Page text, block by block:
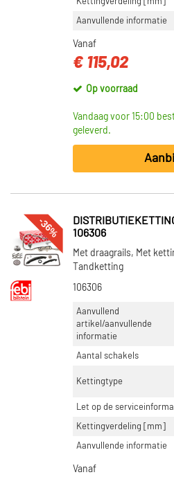
Aanvullende informatie
Vanaf
€ 115,02
Op voorraad
Vandaag voor 15:00
geleverd.
-36%
106306
Met draagrails, Met
Tandketting
106306
Aanvullend
artikel/aanvullende
informatie
Aantal schakels
Kettingtype
Let op de
Kettingverdeling [mm]
Aanvullende informatie
Vanaf